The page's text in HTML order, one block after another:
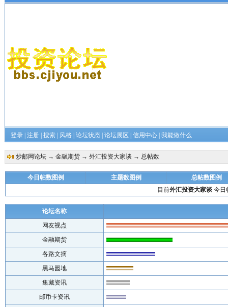
登录| 注册| 搜索| 风格| 论坛状态| 论坛展区 信用中心| 我能做什么
炒邮网论坛→ 金融期货→ 外汇投资大家谈 → 总帖数
今日帖数图例 主题数图例
总帖数图例
目前外汇投资大家谈今日
论坛名称
网友视点
金融期货
各路文摘
黑马园地
集藏资讯
邮币卡资讯